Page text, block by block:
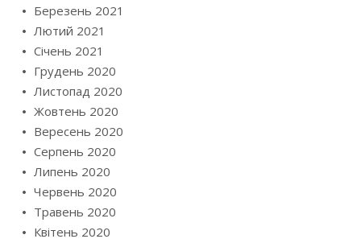
Березень 2021
Лютий 2021
Січень 2021
Грудень 2020
Листопад 2020
Жовтень 2020
Вересень 2020
Серпень 2020
Липень 2020
Червень 2020
Травень 2020
Квітень 2020